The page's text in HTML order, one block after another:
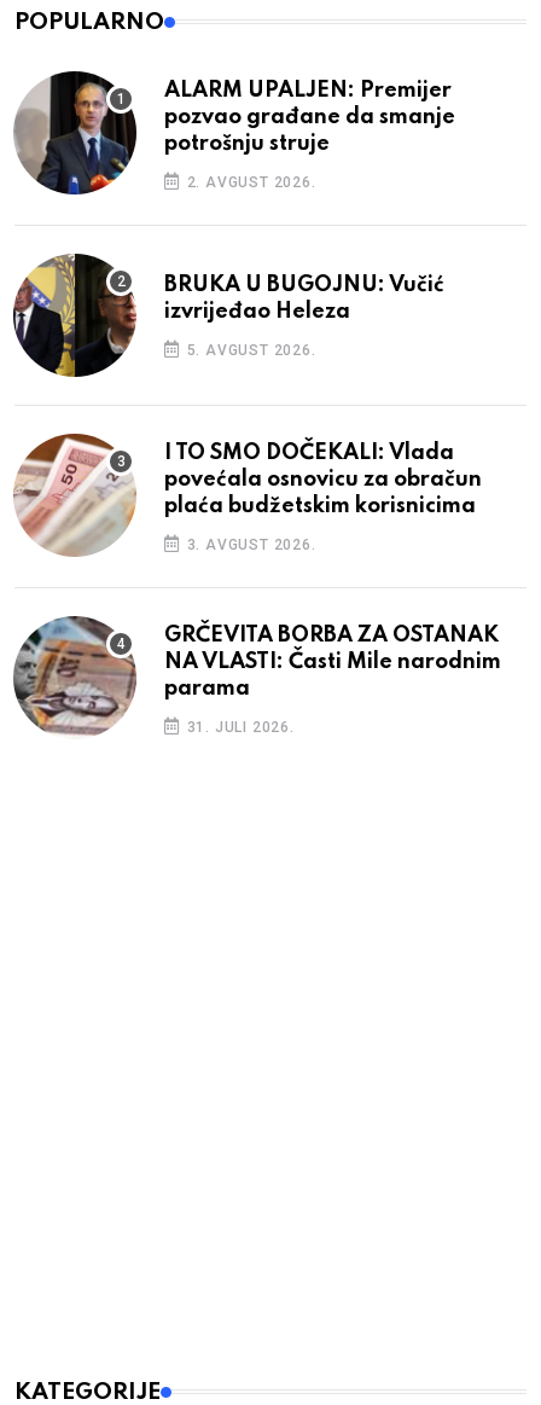
POPULARNO
ALARM UPALJEN: Premijer
pozvao građane da smanje
potrošnju struje
2. AVGUST 2026.
BRUKA U BUGOJNU: Vučić
izvrijeđao Heleza
5. AVGUST 2026.
I TO SMO DOČEKALI: Vlada
povećala osnovicu za obračun
plaća budžetskim korisnicima
3. AVGUST 2026.
GRČEVITA BORBA ZA OSTANAK
NA VLASTI: Časti Mile narodnim
parama
31. JULI 2026.
KATEGORIJE